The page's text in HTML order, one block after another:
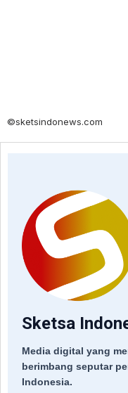
©sketsindonews.com
Sketsa
Media digital yang
berimbang seputar
Indonesia.